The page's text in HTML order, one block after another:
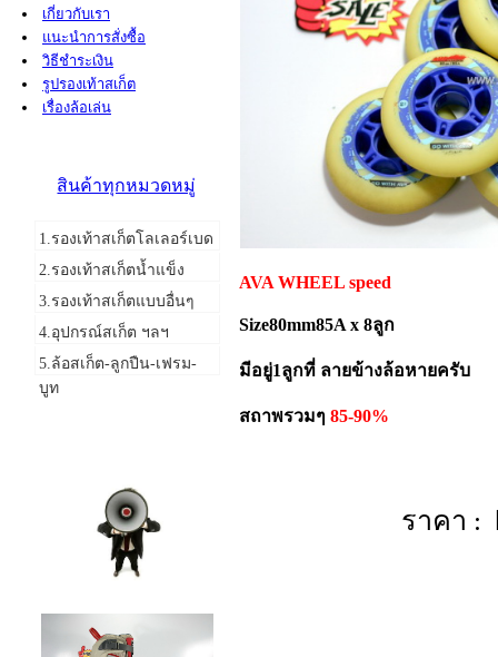
เกี่ยวกับเรา
แนะนำการสั่งซื้อ
วิธีชำระเงิน
รูปรองเท้าสเก็ต
เรื่องล้อเล่น
สินค้าทุกหมวดหมู่
1.รองเท้าสเก็ตโลเลอร์เบด
2.รองเท้าสเก็ตน้ำแข็ง
3.รองเท้าสเก็ตแบบอื่นๆ
4.อุปกรณ์สเก็ต ฯลฯ
5.ล้อสเก็ต-ลูกปืน-เฟรม-
บูท
AVA WHEEL speed
Size80mm85A x 8ลูก
มีอยู่1ลูกที่ ลายข้างล้อหายครับ
สถาพรวมๆ85-90%
ราคา :